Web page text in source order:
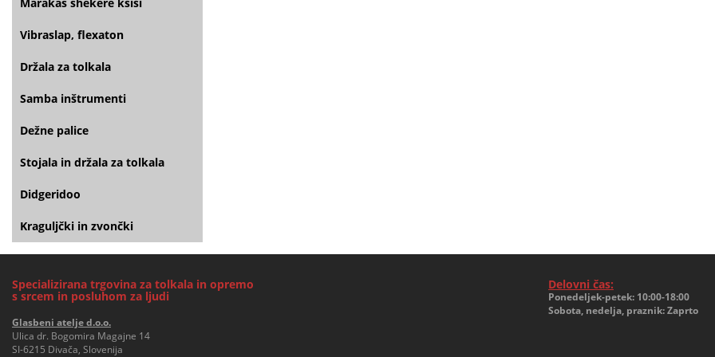
Vibraslap, flexaton
Držala za tolkala
Samba inštrumenti
Dežne palice
Stojala in držala za tolkala
Didgeridoo
Kraguljčki in zvončki
Specializirana trgovina za tolkala in opremo
s srcem in posluhom za ljudi
Glasbeni atelje d.o.o.
Ulica dr. Bogomira Magajne 14
SI-6215 Divača, Slovenija
Delovni čas:
Ponedeljek-petek: 10:00-18:00
Sobota, nedelja, praznik: Zaprto